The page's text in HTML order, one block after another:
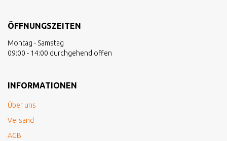
ÖFFNUNGSZEITEN
Montag - Samstag
09:00 - 14:00 durchgehend offen
INFORMATIONEN
Über uns
Versand
AGB